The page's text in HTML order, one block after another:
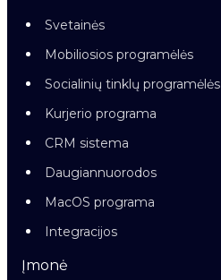
Svetainės
Mobiliosios programėlės
Socialinių tinklų programėlės
Kurjerio programa
CRM sistema
Daugiannuorodos
MacOS programa
Integracijos
Įmonė